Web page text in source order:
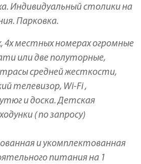
Индивидуальный столики на
Парковка.
4х местных номерах огромные
или две полуторные,
средней жесткости,
телевизор, Wi-Fi ,
и доска. Детская
( по запросу)
и укомплектованная
питания на 1